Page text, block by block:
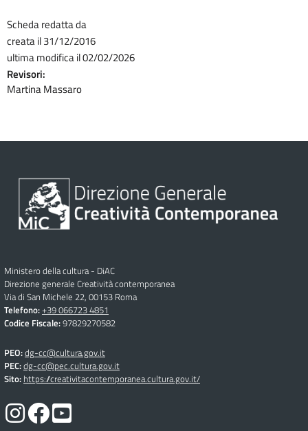
Scheda redatta da
creata il 31/12/2016
ultima modifica il 02/02/2026
Revisori:
Martina Massaro
Ministero della cultura - DiAC
Direzione generale Creatività contemporanea
Via di San Michele 22, 00153 Roma
Telefono:+39 066723 4851
Codice Fiscale:97829270582
PEO:dg-cc@cultura.gov.it
PEC:dg-cc@pec.cultura.gov.it
Sito: https://creativitacontemporanea.cultura.gov.it/